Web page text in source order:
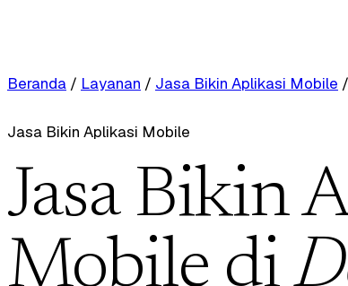
Beranda / Layanan / Jasa Bikin Aplikasi Mobile /
Jasa Bikin Aplikasi Mobile
Jasa Bikin
Mobile di